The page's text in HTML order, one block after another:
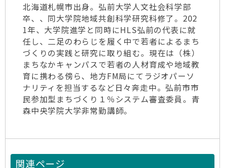
北海道札幌市出身。弘前大学人文社会科学部
卒、、同大学院地域共創科学研究科修了。202
1年、大学院進学と同時にHLS弘前の代表に就
任し、二足のわらじを履く中で若者によるまち
づくりの実践と研究に取り組む。現在は（株）
まちなかキャンパスで若者の人材育成や地域教
育に携わる傍ら、地方FM局にてラジオパーソ
ナリティを担当するなど日々奔走中。弘前市市
民参加型まちづくり１％システム審査委員。青
森中央学院大学非常勤講師。
関連ページ